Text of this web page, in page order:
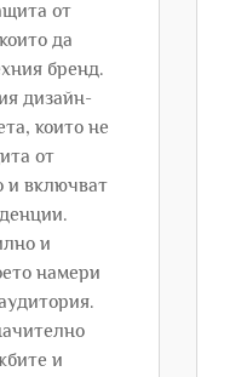
от
да
бренд.
дизайн-
които не
от
и включват
и
намери
и